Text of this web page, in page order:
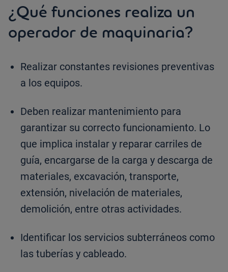
¿Qué funciones realiza un
operador de maquinaria?
Realizar constantes revisiones preventivas
a los equipos.
Deben realizar mantenimiento para
garantizar su correcto funcionamiento. Lo
que implica instalar y reparar carriles de
guía, encargarse de la carga y descarga de
materiales, excavación, transporte,
extensión, nivelación de materiales,
demolición, entre otras actividades.
Identificar los servicios subterráneos como
las tuberías y cableado.